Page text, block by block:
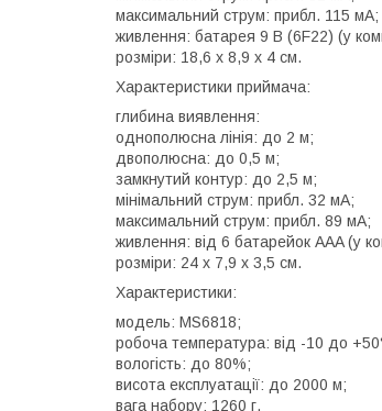
максимальний струм: прибл. 115 мА;
живлення: батарея 9 В (6F22) (у
розміри: 18,6 х 8,9 х 4 см.
Характеристики приймача:
глибина виявлення:
однополюсна лінія: до 2 м;
двополюсна: до 0,5 м;
замкнутий контур: до 2,5 м;
мінімальний струм: прибл. 32 мА;
максимальний струм: прибл. 89 мА;
живлення: від 6 батарейок AAA (у
розміри: 24 х 7,9 х 3,5 см.
Характеристики:
модель: MS6818;
робоча температура: від -10 до
вологість: до 80%;
висота експлуатації: до 2000 м;
вага набору: 1260 г.